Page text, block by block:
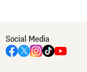
Social Media